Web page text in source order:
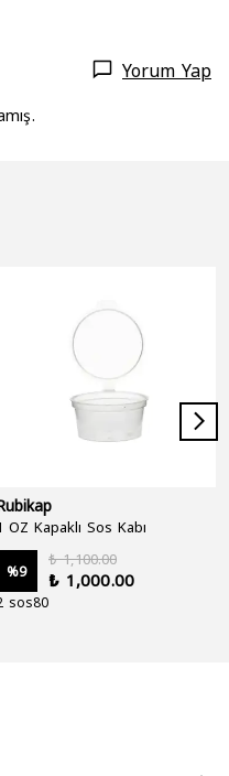
Yorum Yap
OZ Kapaklı Sos Kabı
%9
₺ 1,100.00
₺ 1,000.00
sos80